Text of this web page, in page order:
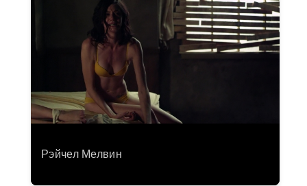
Рэйчел Мелвин